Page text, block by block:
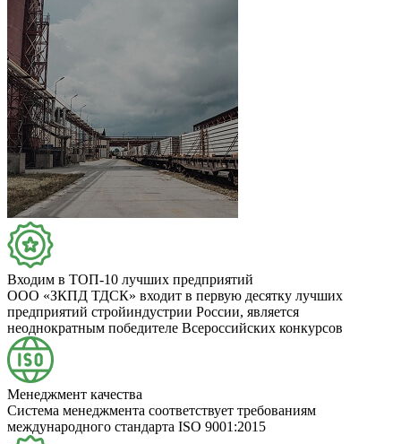
Входим в ТОП-10 лучших предприятий
ООО «ЗКПД ТДСК» входит в первую десятку лучших
предприятий стройиндустрии России, является
неоднократным победителе Всероссийских конкурсов
Менеджмент качества
Система менеджмента соответствует требованиям
международного стандарта ISO 9001:2015